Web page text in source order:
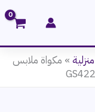
» مكواة ملابس